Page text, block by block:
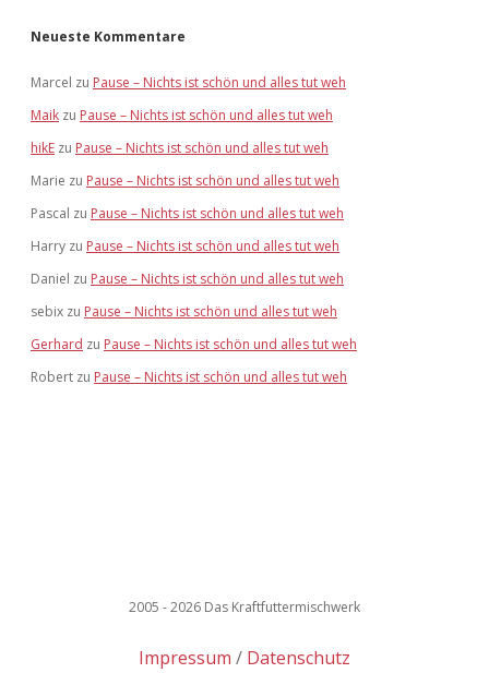
Neueste Kommentare
Marcel zu Pause – Nichts ist schön und alles tut weh
Maik zu Pause – Nichts ist schön und alles tut weh
hikE zu Pause – Nichts ist schön und alles tut weh
Marie zu Pause – Nichts ist schön und alles tut weh
Pascal zu Pause – Nichts ist schön und alles tut weh
Harry zu Pause – Nichts ist schön und alles tut weh
Daniel zu Pause – Nichts ist schön und alles tut weh
sebix zu Pause – Nichts ist schön und alles tut weh
Gerhard zu Pause – Nichts ist schön und alles tut weh
Robert zu Pause – Nichts ist schön und alles tut weh
2005 - 2026 Das Kraftfuttermischwerk
Impressum Datenschutz